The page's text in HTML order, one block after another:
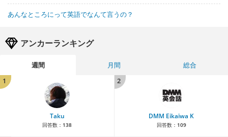
あんなところにって英語でなんて言うの？
アンカーランキング
週間 月間
総合
1
Taku
回答数： 138
2
DMM Eikaiwa K
回答数： 109